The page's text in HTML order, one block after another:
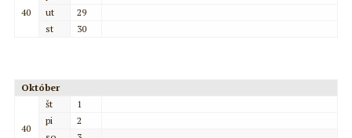
40
ut
29
st
30
Október
40
št
1
pi
2